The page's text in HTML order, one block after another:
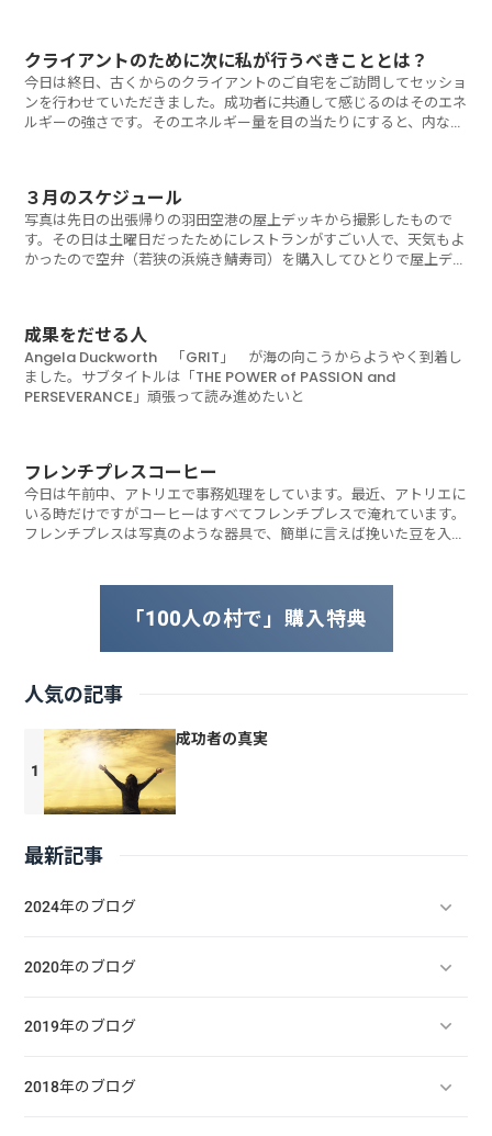
クライアントのために次に私が行うべきこととは？
今日は終日、古くからのクライアントのご自宅をご訪問してセッショ
ンを行わせていただきました。成功者に共通して感じるのはそのエネ
ルギーの強さです。そのエネルギー量を目の当たりにすると、内なる
３月のスケジュール
写真は先日の出張帰りの羽田空港の屋上デッキから撮影したもので
す。その日は土曜日だったためにレストランがすごい人で、天気もよ
かったので空弁（若狭の浜焼き鯖寿司）を購入してひとりで屋上デッ
成果をだせる人
Angela Duckworth 「GRIT」 が海の向こうからようやく到着し
ました。サブタイトルは「THE POWER of PASSION and
PERSEVERANCE」頑張って読み進めたいと
フレンチプレスコーヒー
今日は午前中、アトリエで事務処理をしています。最近、アトリエに
いる時だけですがコーヒーはすべてフレンチプレスで淹れています。
フレンチプレスは写真のような器具で、簡単に言えば挽いた豆を入れ
「100人の村で」購入特典
人気の記事
成功者の真実
最新記事
2024年のブログ
2020年のブログ
2019年のブログ
2018年のブログ